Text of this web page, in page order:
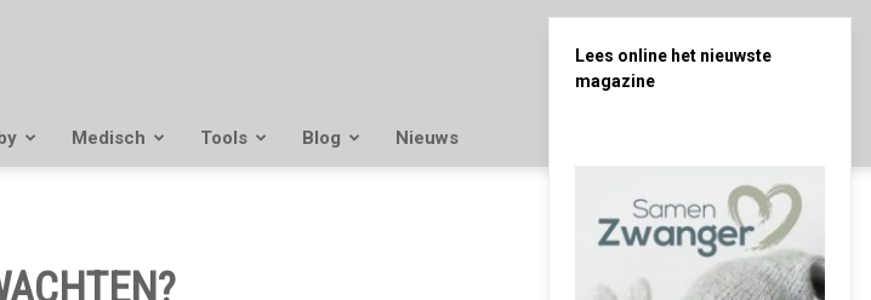
Medisch Tools Blog Nieuws
Lees online het nieuwste
magazine